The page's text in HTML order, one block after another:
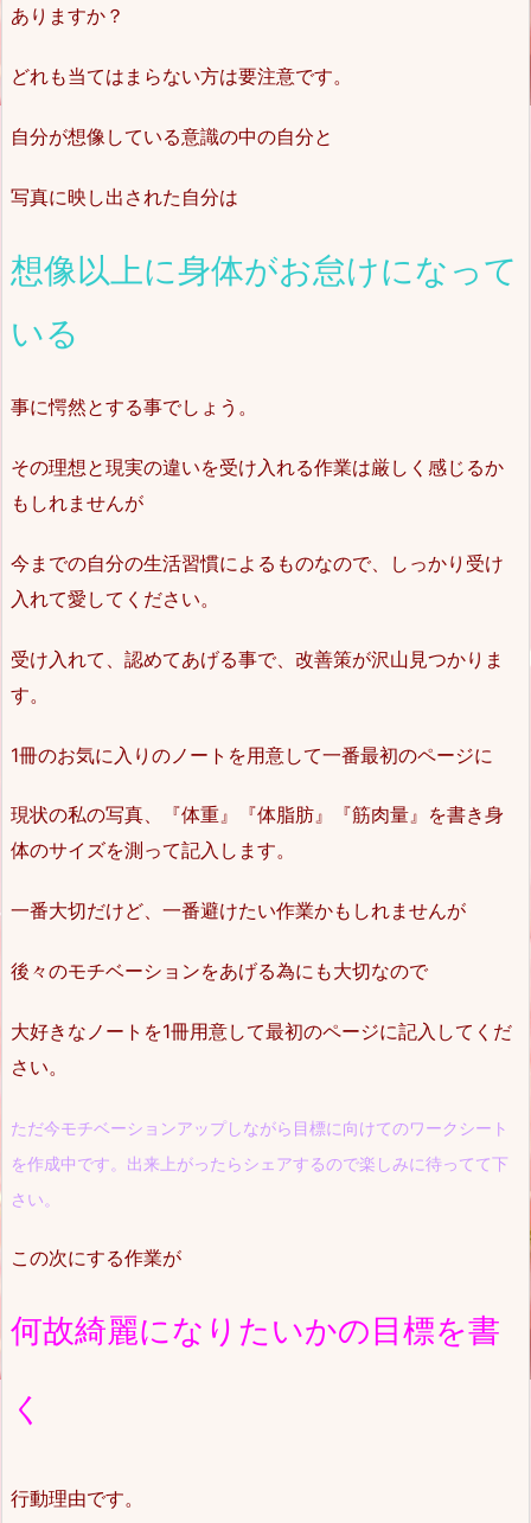
ありますか？
どれも当てはまらない方は要注意です。
自分が想像している意識の中の自分と
写真に映し出された自分は
想像以上に身体がお怠けになって
いる
事に愕然とする事でしょう。
その理想と現実の違いを受け入れる作業は厳しく感じるか
もしれませんが
今までの自分の生活習慣によるものなので、しっかり受け
入れて愛してください。
受け入れて、認めてあげる事で、改善策が沢山見つかりま
す。
1冊のお気に入りのノートを用意して一番最初のページに
現状の私の写真、『体重』『体脂肪』『筋肉量』を書き身
体のサイズを測って記入します。
一番大切だけど、一番避けたい作業かもしれませんが
後々のモチベーションをあげる為にも大切なので
大好きなノートを1冊用意して最初のページに記入してくだ
さい。
ただ今モチベーションアップしながら目標に向けてのワークシート
を作成中です。出来上がったらシェアするので楽しみに待ってて下
さい。
この次にする作業が
何故綺麗になりたいかの目標を書
く
行動理由です。